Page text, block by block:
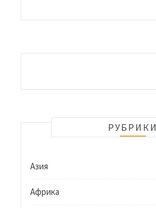
РУБРИКИ
Азия
Африка